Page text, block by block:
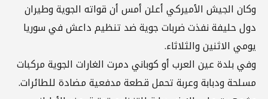
وكان الجيش الأميركي أعلن أمس أن قواته الجوية وطيران
دول حليفة نفذت ضربات جوية ضد تنظيم داعش في سوريا
يومي الاثنين والثلاثاء.
وفي بلدة عين العرب أو كوباني دمرت الغارات الجوية مركبات
مسلحة ودبابة وعربة تحمل قطعة مدفعية مضادة للطائرات.